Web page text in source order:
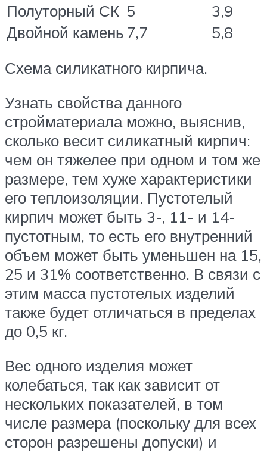
Полуторный СК 5
3,9
Двойной камень 7,7
5,8
Схема силикатного кирпича.
Узнать свойства данного
стройматериала можно, выяснив,
сколько весит силикатный кирпич:
чем он тяжелее при одном и том же
размере, тем хуже характеристики
его теплоизоляции. Пустотелый
кирпич может быть 3-, 11- и 14-
пустотным, то есть его внутренний
объем может быть уменьшен на 15,
25 и 31% соответственно. В связи с
этим масса пустотелых изделий
также будет отличаться в пределах
до 0,5 кг.
Вес одного изделия может
колебаться, так как зависит от
нескольких показателей, в том
числе размера (поскольку для всех
сторон разрешены допуски) и